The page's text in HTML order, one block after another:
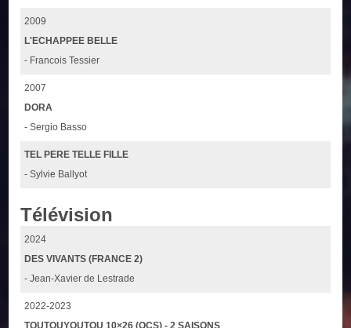
2009
L'ECHAPPEE BELLE
- Francois Tessier
2007
DORA
- Sergio Basso
TEL PERE TELLE FILLE
- Sylvie Ballyot
Télévision
2024
DES VIVANTS (FRANCE 2)
- Jean-Xavier de Lestrade
2022-2023
TOUTOUYOUTOU 10×26 (OCS) - 2 SAISONS